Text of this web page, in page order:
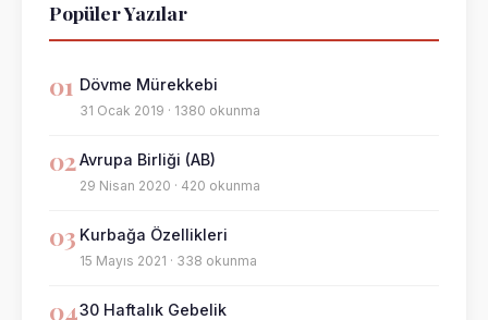
Popüler Yazılar
01 Dövme Mürekkebi
31 Ocak 2019 · 1380 okunma
02Avrupa Birliği (AB)
29 Nisan 2020 · 420 okunma
03 Kurbağa Özellikleri
15 Mayıs 2021 · 338 okunma
0430 Haftalık Gebelik